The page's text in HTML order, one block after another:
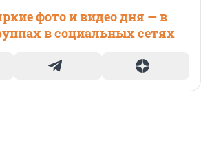
фото и видео дня — в
в социальных сетях